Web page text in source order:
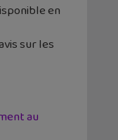
en
sur les
au